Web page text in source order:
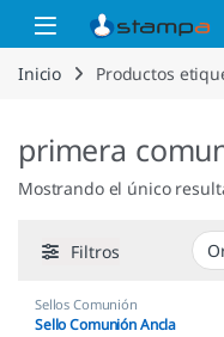
Saltar a la navegación
Saltar al contenido
Open
Inicio Productos
primera
Mostrando el único
Filtros
Sellos Comunión
Sello Comunión Ancla